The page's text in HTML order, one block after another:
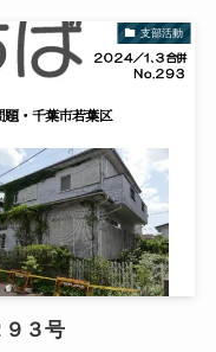
支部活動
９３号